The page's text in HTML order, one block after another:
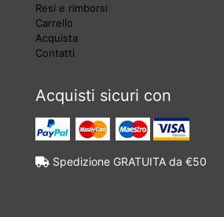
Resi e rimborsi
Carrello
Acquista
Contatti
Acquisti sicuri con
Spedizione GRATUITA da €50